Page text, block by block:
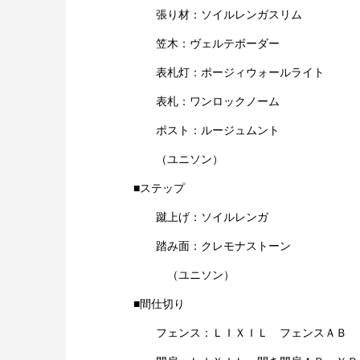
張り材：ソイルレンガスリム
笠木：ヴェルテボーダー
表札灯：ポージィウォールライト
表札：ワンロックノーム
ポスト：ルージュムント
（ユニソン）
■ステップ
蹴上げ：ソイルレンガ
踏み面：クレモナストーン
（ユニソン）
■間仕切り
フェンス：ＬＩＸＩＬ フェンスＡＢ